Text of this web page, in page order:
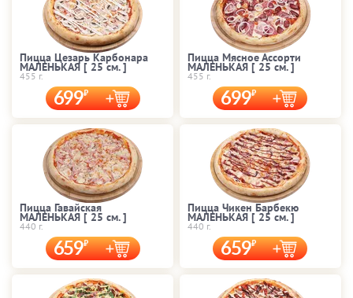
Пицца Цезарь Карбонара
МАЛЕНЬКАЯ [ 25 cм. ]
455 г.
699
Пицца Мясное Ассорти
МАЛЕНЬКАЯ [ 25 cм. ]
455 г.
699
Пицца Гавайская
МАЛЕНЬКАЯ [ 25 cм. ]
440 г.
659
Пицца Чикен Барбекю
МАЛЕНЬКАЯ [ 25 cм. ]
440 г.
659